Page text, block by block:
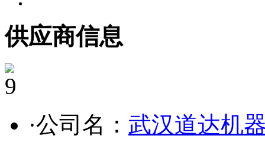
供应商信息
9
·公司名： 武汉道达机